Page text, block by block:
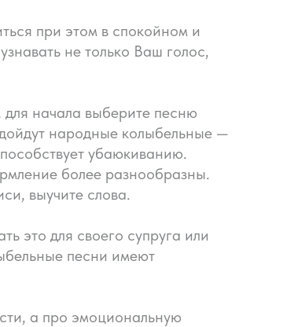
при этом в спокойном и
не только Ваш голос,
для начала выберите песню
народные колыбельные —
убаюкиванию.
более разнообразны.
выучите слова.
это для своего супруга или
песни имеют
а про эмоциональную